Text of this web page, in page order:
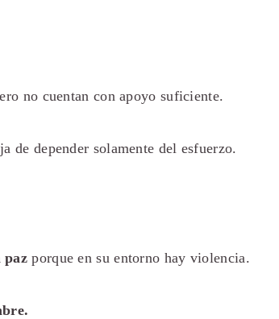
no cuentan con apoyo suficiente.
de depender solamente del esfuerzo.
paz porque en su entorno hay violencia.